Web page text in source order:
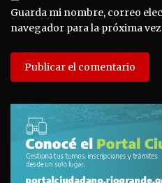
Guarda mi nombre, correo
navegador para la próxima